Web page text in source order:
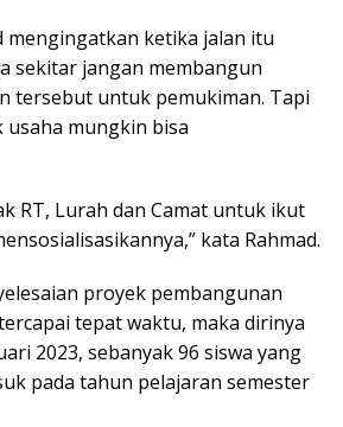
mengingatkan ketika jalan itu
sekitar jangan membangun
tersebut untuk pemukiman. Tapi
mungkin bisa
RT, Lurah dan Camat untuk ikut
kata Rahmad.
proyek pembangunan
tepat waktu, maka dirinya
2023, sebanyak 96 siswa yang
pada tahun pelajaran semester